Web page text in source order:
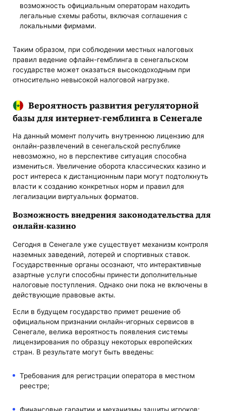
возможность официальным операторам находить
легальные схемы работы, включая соглашения с
локальными фирмами.
Таким образом, при соблюдении местных налоговых
правил ведение офлайн-гемблинга в сенегальском
государстве может оказаться высокодоходным при
относительно невысокой налоговой нагрузке.
Вероятность развития регуляторной
базы для интернет-гемблинга в Сенегале
На данный момент получить внутреннюю лицензию для
онлайн-развлечений в сенегальской республике
невозможно, но в перспективе ситуация способна
измениться. Увеличение оборота классических казино и
рост интереса к дистанционным пари могут подтолкнуть
власти к созданию конкретных норм и правил для
легализации виртуальных форматов.
Возможность внедрения законодательства для
онлайн-казино
Сегодня в Сенегале уже существует механизм контроля
наземных заведений, лотерей и спортивных ставок.
Государственные органы осознают, что интерактивные
азартные услуги способны принести дополнительные
налоговые поступления. Однако они пока не включены в
действующие правовые акты.
Если в будущем государство примет решение об
официальном признании онлайн-игорных сервисов в
Сенегале, велика вероятность появления системы
лицензирования по образцу некоторых европейских
стран. В результате могут быть введены:
Требования для регистрации оператора в местном
реестре;